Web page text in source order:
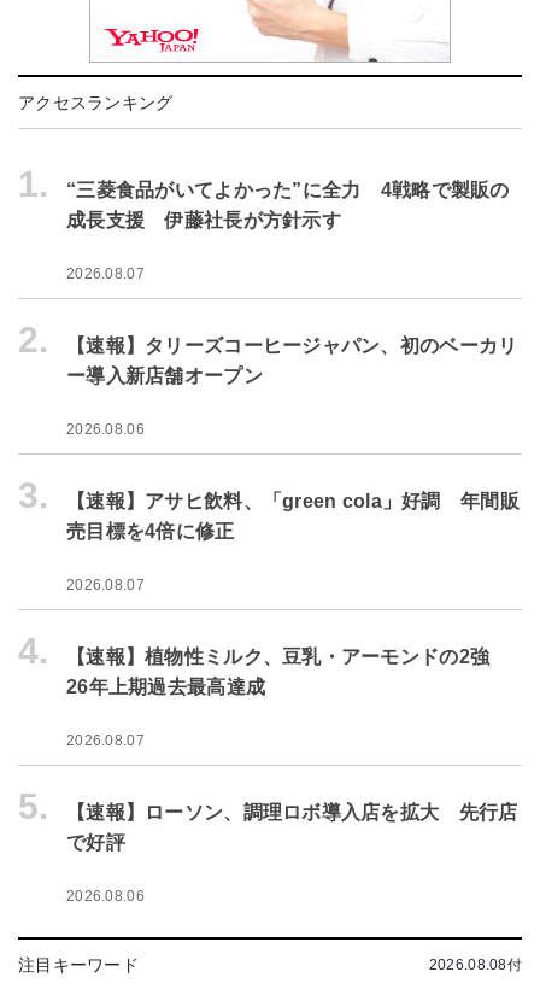
アクセスランキング
1.
“三菱食品がいてよかった”に全力 4戦略で製販の
成長支援 伊藤社長が方針示す
2026.08.07
2.
【速報】タリーズコーヒージャパン、初のベーカリ
ー導入新店舗オープン
2026.08.06
3.
【速報】アサヒ飲料、「green cola」好調 年間販
売目標を4倍に修正
2026.08.07
4.
【速報】植物性ミルク、豆乳・アーモンドの2強
26年上期過去最高達成
2026.08.07
5.
【速報】ローソン、調理ロボ導入店を拡大 先行店
で好評
2026.08.06
注目キーワード 2026.08.08付